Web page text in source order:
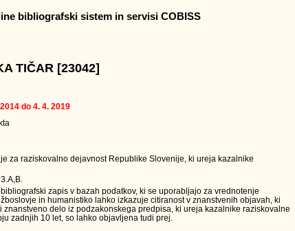
bibliografski sistem in servisi COBISS
TIČAR [23042]
do 4. 4. 2019
za raziskovalno dejavnost Republike Slovenije, ki ureja kazalnike
zapis v bazah podatkov, ki se uporabljajo za vrednotenje
in humanistiko lahko izkazuje citiranost v znanstvenih objavah, ki
delo iz podzakonskega predpisa, ki ureja kazalnike raziskovalne
zadnjih 10 let, so lahko objavljena tudi prej.